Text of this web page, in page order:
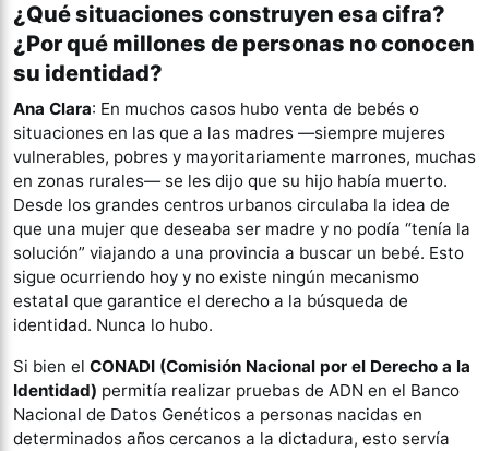
¿Qué situaciones construyen esa cifra?
¿Por qué millones de personas no conocen
su identidad?
Ana Clara: En muchos casos hubo venta de bebés o
situaciones en las que a las madres —siempre mujeres
vulnerables, pobres y mayoritariamente marrones, muchas
en zonas rurales— se les dijo que su hijo había muerto.
Desde los grandes centros urbanos circulaba la idea de
que una mujer que deseaba ser madre y no podía “tenía la
solución” viajando a una provincia a buscar un bebé. Esto
sigue ocurriendo hoy y no existe ningún mecanismo
estatal que garantice el derecho a la búsqueda de
identidad. Nunca lo hubo.
Si bien el CONADI (Comisión Nacional por el Derecho a la
Identidad) permitía realizar pruebas de ADN en el Banco
Nacional de Datos Genéticos a personas nacidas en
determinados años cercanos a la dictadura, esto servía